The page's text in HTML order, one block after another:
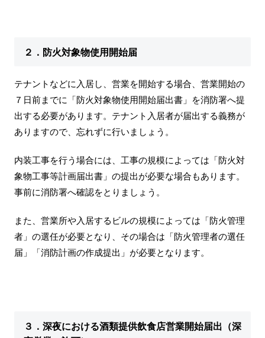
２．防火対象物使用開始届
テナントなどに入居し、営業を開始する場合、営業開始の
７日前までに「防火対象物使用開始届出書」を消防署へ提
出する必要があります。テナント入居者が届出する義務が
ありますので、忘れずに行いましょう。
内装工事を行う場合には、工事の規模によっては「防火対
象物工事等計画届出書」の提出が必要な場合もあります。
事前に消防署へ確認をとりましょう。
また、営業所や入居するビルの規模によっては「防火管理
者」の選任が必要となり、その場合は「防火管理者の選任
届」「消防計画の作成提出」が必要となります。
３．深夜における酒類提供飲食店営業開始届出（深